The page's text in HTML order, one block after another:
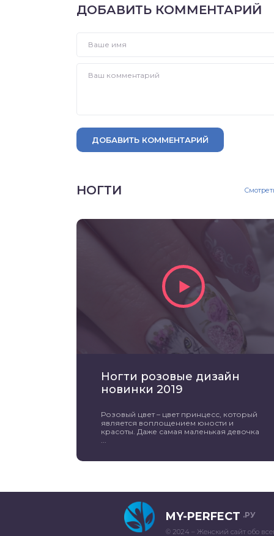
ДОБАВИТЬ КОММЕНТАРИЙ
ДОБАВИТЬ КОММЕНТАРИЙ
НОГТИ
Ногти розовые дизайн
новинки 2019
Розовый цвет – цвет принцесс, который
является воплощением юности и
красоты. Даже самая маленькая девочка
...
MY-PERFECT .РУ
© 2024 – Женский сайт обо